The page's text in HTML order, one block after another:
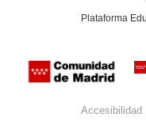
Plataforma
Accesibilidad